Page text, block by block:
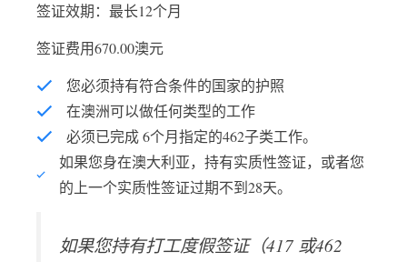
签证效期：最长12个月
签证费用670.00澳元
您必须持有符合条件的国家的护照
在澳洲可以做任何类型的工作
必须已完成 6个月指定的462子类工作。
如果您身在澳大利亚，持有实质性签证，或者您
的上一个实质性签证过期不到28天。
如果您持有打工度假签证（417 或462